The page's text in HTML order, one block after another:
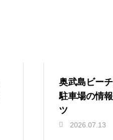
奥武島ビー
駐車場の情
ツ
2026.07.13